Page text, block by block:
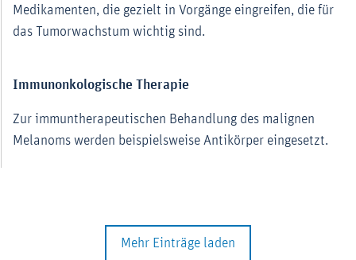
Medikamenten, die gezielt in Vorgänge eingreifen, die für
das Tumorwachstum wichtig sind.
Immunonkologische Therapie
Zur immuntherapeutischen Behandlung des malignen
Melanoms werden beispielsweise Antikörper eingesetzt.
Mehr Einträge laden